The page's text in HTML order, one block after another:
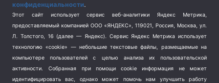
Спорт (740)
Терроризм (1)
Транспорт (262)
Туризм (178)
Флот (76)
конфиденциальности.
Этот сайт использует сервис веб-аналитики Яндекс Метрика,
предоставляемый компанией ООО «ЯНДЕКС», 119021, Россия, Москва, ул.
Л. Толстого, 16 (далее — Яндекс). Сервис Яндекс Метрика использует
технологию «cookie» — небольшие текстовые файлы, размещаемые на
компьютере пользователей с целью анализа их пользовательской
активности.
Собранная при помощи cookie информация не может
идентифицировать вас, однако может помочь нам улучшить работу